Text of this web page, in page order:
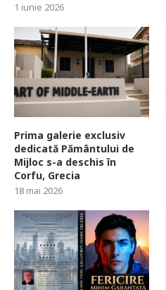
1 iunie 2026
Prima galerie exclusiv
dedicată Pământului de
Mijloc s-a deschis în
Corfu, Grecia
18 mai 2026